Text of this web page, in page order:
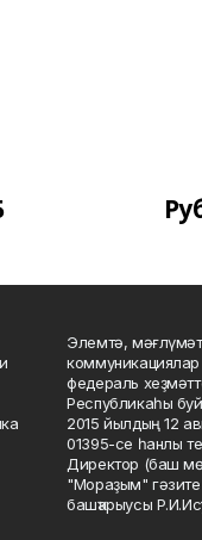
Элемтә,
федераль
Республикаһы
2015 йылдың 12
01395-се һанлы
Директор (баш
"Мораҙым"
башҡарыусы